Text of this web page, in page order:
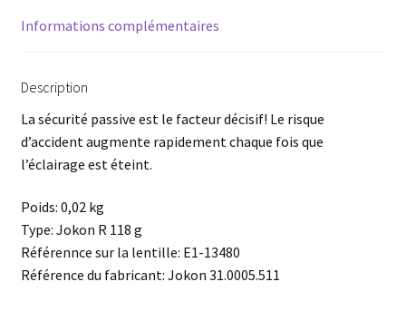
Informations complémentaires
Description
La sécurité passive est le facteur décisif! Le risque
d’accident augmente rapidement chaque fois que
l’éclairage est éteint.
Poids: 0,02 kg
Type: Jokon R 118 g
Référennce sur la lentille: E1-13480
Référence du fabricant: Jokon 31.0005.511